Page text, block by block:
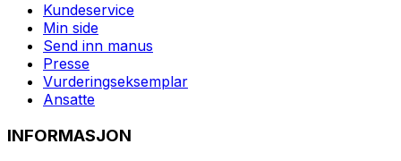
Kundeservice
Min side
Send inn manus
Presse
Vurderingseksemplar
Ansatte
INFORMASJON